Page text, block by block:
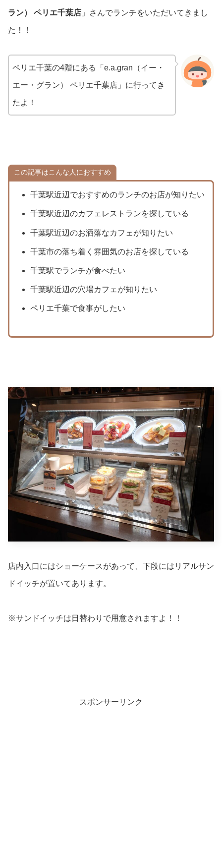
ラン） ペリエ千葉店 」さんでランチをいただいてきまし
た！！
ペリエ千葉の4階にある「e.a.gran（イー・
エー・グラン） ペリエ千葉店」に行ってき
たよ！
この記事はこんな人におすすめ
千葉駅近辺でおすすめのランチのお店が知りたい
千葉駅近辺のカフェレストランを探している
千葉駅近辺のお洒落なカフェが知りたい
千葉市の落ち着く雰囲気のお店を探している
千葉駅でランチが食べたい
千葉駅近辺の穴場カフェが知りたい
ペリエ千葉で食事がしたい
店内入口にはショーケースがあって、下段にはリアルサン
ドイッチが置いてあります。
※サンドイッチは日替わりで用意されますよ！！
スポンサーリンク